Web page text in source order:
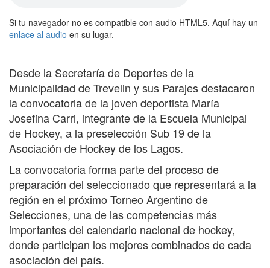
Si tu navegador no es compatible con audio HTML5. Aquí hay un
enlace al audio en su lugar.
Desde la Secretaría de Deportes de la
Municipalidad de Trevelin y sus Parajes destacaron
la convocatoria de la joven deportista María
Josefina Carri, integrante de la Escuela Municipal
de Hockey, a la preselección Sub 19 de la
Asociación de Hockey de los Lagos.
La convocatoria forma parte del proceso de
preparación del seleccionado que representará a la
región en el próximo Torneo Argentino de
Selecciones, una de las competencias más
importantes del calendario nacional de hockey,
donde participan los mejores combinados de cada
asociación del país.